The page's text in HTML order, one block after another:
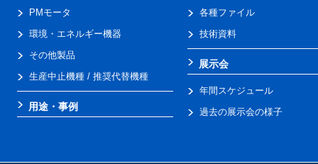
PMモータ
環境・エネルギー機器
その他製品
生産中止機種 / 推奨代替機種
用途・事例
各種ファイル
技術資料
展示会
年間スケジュール
過去の展示会の様子